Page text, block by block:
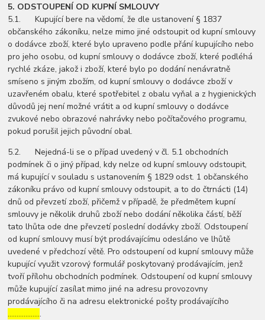
5. ODSTOUPENÍ OD KUPNÍ SMLOUVY
5.1. Kupující bere na vědomí, že dle ustanovení § 1837
občanského zákoníku, nelze mimo jiné odstoupit od kupní smlouvy
o dodávce zboží, které bylo upraveno podle přání kupujícího nebo
pro jeho osobu, od kupní smlouvy o dodávce zboží, které podléhá
rychlé zkáze, jakož i zboží, které bylo po dodání nenávratně
smíseno s jiným zbožím, od kupní smlouvy o dodávce zboží v
uzavřeném obalu, které spotřebitel z obalu vyňal a z hygienických
důvodů jej není možné vrátit a od kupní smlouvy o dodávce
zvukové nebo obrazové nahrávky nebo počítačového programu,
pokud porušil jejich původní obal.
5.2. Nejedná-li se o případ uvedený v čl. 5.1 obchodních
podmínek či o jiný případ, kdy nelze od kupní smlouvy odstoupit,
má kupující v souladu s ustanovením § 1829 odst. 1 občanského
zákoníku právo od kupní smlouvy odstoupit, a to do čtrnácti (14)
dnů od převzetí zboží, přičemž v případě, že předmětem kupní
smlouvy je několik druhů zboží nebo dodání několika částí, běží
tato lhůta ode dne převzetí poslední dodávky zboží. Odstoupení
od kupní smlouvy musí být prodávajícímu odesláno ve lhůtě
uvedené v předchozí větě. Pro odstoupení od kupní smlouvy může
kupující využit vzorový formulář poskytovaný prodávajícím, jenž
tvoří přílohu obchodních podmínek. Odstoupení od kupní smlouvy
může kupující zasílat mimo jiné na adresu provozovny
prodávajícího či na adresu elektronické pošty prodávajícího
……………….